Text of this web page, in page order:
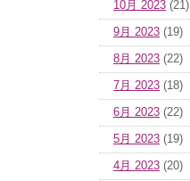
10月 2023 (21)
9月 2023 (19)
8月 2023 (22)
7月 2023 (18)
6月 2023 (22)
5月 2023 (19)
4月 2023 (20)